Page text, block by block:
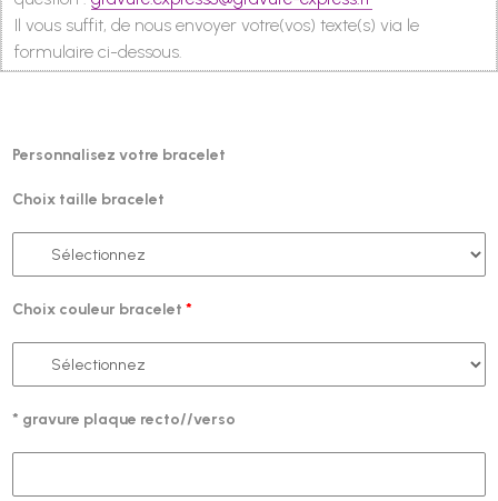
Il vous suffit, de nous envoyer votre(vos) texte(s) via le
formulaire ci-dessous.
Personnalisez votre bracelet
Choix taille bracelet
Choix couleur bracelet*
* gravure plaque recto//verso